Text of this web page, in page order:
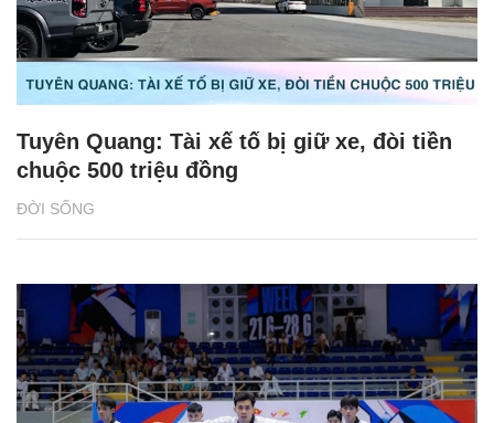
ĐỜI SỐNG
Tuyên Quang: Tài xế tố bị giữ xe, đòi tiền
chuộc 500 triệu đồng